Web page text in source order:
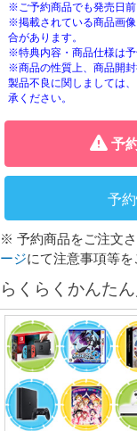
※ご予約商品でも発売日前
※掲載されている商品画
合があります。
※特典内容・商品仕様は予
※商品の性質上、商品開
製品不良に関しましては
承ください。
予
予
※ 予約商品をご注文
ージにて注意事項等を
らくらくかんた